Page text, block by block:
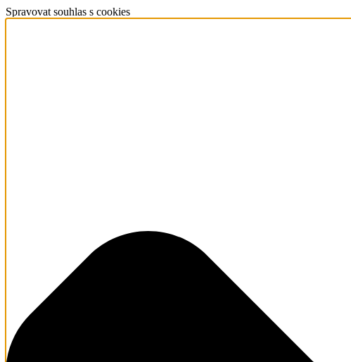
Spravovat souhlas s cookies